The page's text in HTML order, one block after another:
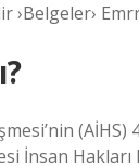
›Belgeler›
İnsan